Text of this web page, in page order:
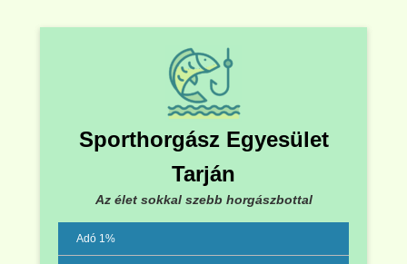
Sporthorgász Egyesület
Tarján
Az élet sokkal szebb horgászbottal
Adó 1%